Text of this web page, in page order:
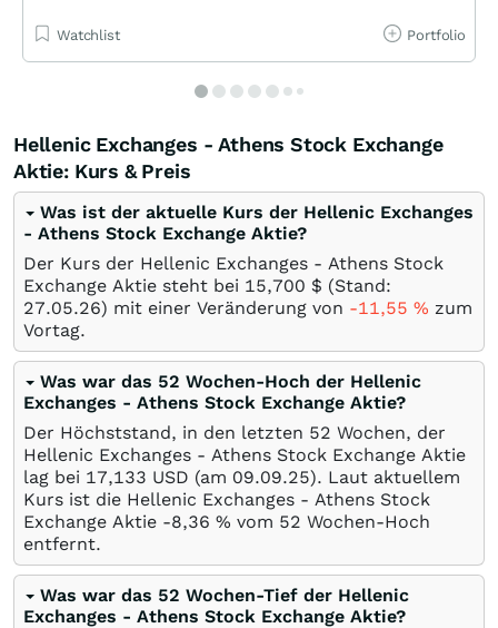
Watchlist Portfolio
Hellenic Exchanges - Athens Stock Exchange
Aktie: Kurs & Preis
Was ist der aktuelle Kurs der Hellenic Exchanges
- Athens Stock Exchange Aktie?
Der Kurs der Hellenic Exchanges - Athens Stock
Exchange Aktie steht bei 15,700 $ (Stand:
27.05.26) mit einer Veränderung von -11,55 % zum
Vortag.
Was war das 52 Wochen-Hoch der Hellenic
Exchanges - Athens Stock Exchange Aktie?
Der Höchststand, in den letzten 52 Wochen, der
Hellenic Exchanges - Athens Stock Exchange Aktie
lag bei 17,133 USD (am 09.09.25). Laut aktuellem
Kurs ist die Hellenic Exchanges - Athens Stock
Exchange Aktie -8,36 % vom 52 Wochen-Hoch
entfernt.
Was war das 52 Wochen-Tief der Hellenic
Exchanges - Athens Stock Exchange Aktie?